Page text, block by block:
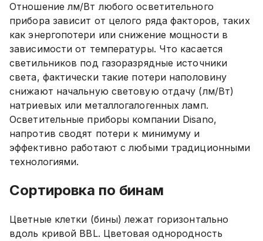
Отношение лм/Вт любого осветительного
прибора зависит от целого ряда факторов, таких
как энергопотери или снижение мощности в
зависимости от температуры. Что касается
светильников под газоразрядные источники
света, фактически такие потери наполовину
снижают начальную световую отдачу (лм/Вт)
натриевых или металлогалогенных ламп.
Осветительные приборы компании Disano,
напротив сводят потери к минимуму и
эффективно работают с любыми традиционными
технологиями.
Сортировка по бинам
Цветные клетки (бины) лежат горизонтально
вдоль кривой BBL. Цветовая однородность